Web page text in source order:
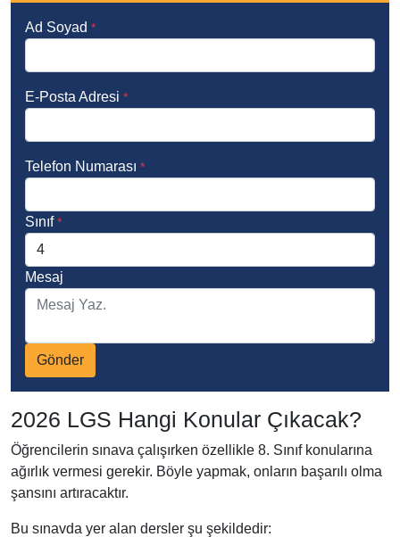
Ad Soyad *
E-Posta Adresi *
Telefon Numarası *
Sınıf*
Mesaj
Gönder
2026 LGS Hangi Konular Çıkacak?
Öğrencilerin sınava çalışırken özellikle 8. Sınıf konularına
ağırlık vermesi gerekir. Böyle yapmak, onların başarılı olma
şansını artıracaktır.
Bu sınavda yer alan dersler şu şekildedir: